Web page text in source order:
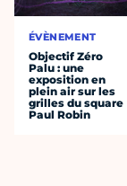
ÉVÈNEMENT
Objectif Zéro
Palu : une
exposition en
plein air sur les
grilles du square
Paul Robin